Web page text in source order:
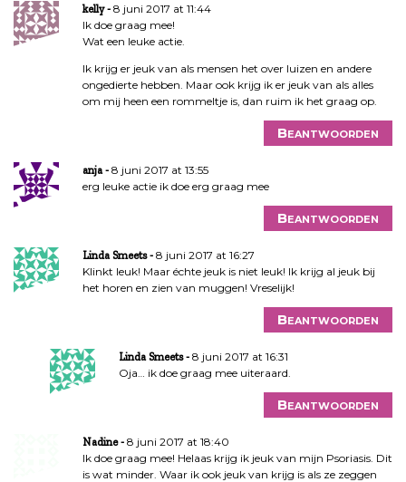
kelly
8 juni 2017 at 11:44
Ik doe graag mee!
Wat een leuke actie.
Ik krijg er jeuk van als mensen het over luizen en andere
ongedierte hebben. Maar ook krijg ik er jeuk van als alles
om mij heen een rommeltje is, dan ruim ik het graag op.
Beantwoorden
anja
8 juni 2017 at 13:55
erg leuke actie ik doe erg graag mee
Beantwoorden
Linda Smeets
8 juni 2017 at 16:27
Klinkt leuk! Maar échte jeuk is niet leuk! Ik krijg al jeuk bij
het horen en zien van muggen! Vreselijk!
Beantwoorden
Linda Smeets
8 juni 2017 at 16:31
Oja… ik doe graag mee uiteraard.
Beantwoorden
Nadine
8 juni 2017 at 18:40
Ik doe graag mee! Helaas krijg ik jeuk van mijn Psoriasis. Dit
is wat minder. Waar ik ook jeuk van krijg is als ze zeggen